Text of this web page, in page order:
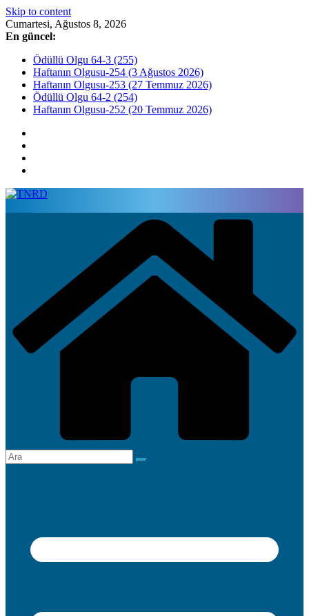
Skip to content
Cumartesi, Ağustos 8, 2026
En güncel:
Ödüllü Olgu 64-3 (255)
Haftanın Olgusu-254 (3 Ağustos 2026)
Haftanın Olgusu-253 (27 Temmuz 2026)
Ödüllü Olgu 64-2 (254)
Haftanın Olgusu-252 (20 Temmuz 2026)